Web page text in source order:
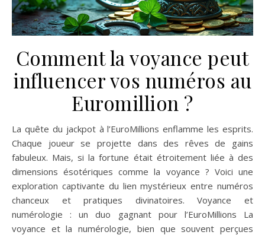
Comment la voyance peut
influencer vos numéros au
Euromillion ?
La quête du jackpot à l’EuroMillions enflamme les esprits.
Chaque joueur se projette dans des rêves de gains
fabuleux. Mais, si la fortune était étroitement liée à des
dimensions ésotériques comme la voyance ? Voici une
exploration captivante du lien mystérieux entre numéros
chanceux et pratiques divinatoires. Voyance et
numérologie : un duo gagnant pour l’EuroMillions La
voyance et la numérologie, bien que souvent perçues